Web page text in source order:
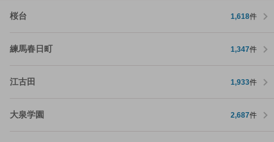
桜台 1,618件
練馬春日町 1,347件
江古田 1,933件
大泉学園 2,687件